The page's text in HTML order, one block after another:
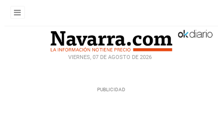
VIERNES, 07 DE AGOSTO DE 2026